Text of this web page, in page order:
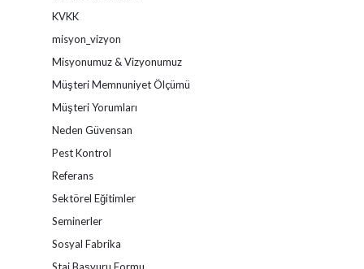
KVKK
misyon_vizyon
Misyonumuz & Vizyonumuz
Müşteri Memnuniyet Ölçümü
Müşteri Yorumları
Neden Güvensan
Pest Kontrol
Referans
Sektörel Eğitimler
Seminerler
Sosyal Fabrika